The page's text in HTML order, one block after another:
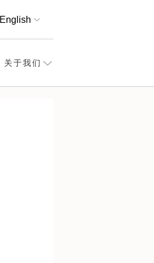
English
关于我们